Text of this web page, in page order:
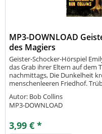
MP3-DOWNLOAD
des Magiers
Geister-Schocker-Hörspiel
das Grab ihrer Eltern auf dem
nachmittags, Die Dunkelheit
menschenleeren Friedhof.
Autor: Bob Collins
MP3-DOWNLOAD
3,99 € *